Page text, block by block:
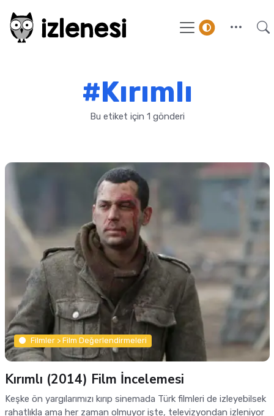
#Kırımlı
Bu etiket için 1 gönderi
Filmler > Film Değerlendirmeleri
Kırımlı (2014) Film İncelemesi
Keşke ön yargılarımızı kırıp sinemada Türk filmleri de izleyebilsek
rahatlıkla ama her zaman olmuyor işte, televizyondan izleniyor